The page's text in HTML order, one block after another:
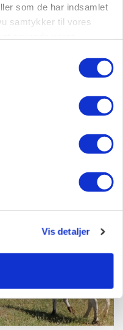
som de har indsamlet
samtykker til vores
Vis detaljer
og
mod ny
Sådan